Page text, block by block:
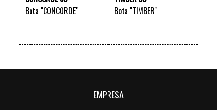
Bota "CONCORDE"
Bota "TIMBER"
EMPRESA